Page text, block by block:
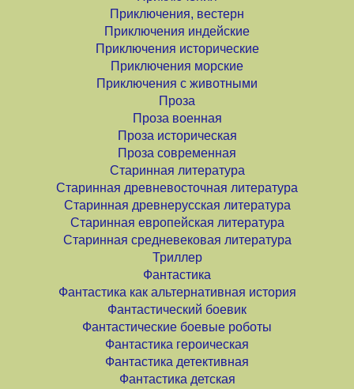
Приключения, вестерн
Приключения индейские
Приключения исторические
Приключения морские
Приключения с животными
Проза
Проза военная
Проза историческая
Проза современная
Старинная литература
Старинная древневосточная литература
Старинная древнерусская литература
Старинная европейская литература
Старинная средневековая литература
Триллер
Фантастика
Фантастика как альтернативная история
Фантастический боевик
Фантастические боевые роботы
Фантастика героическая
Фантастика детективная
Фантастика детская